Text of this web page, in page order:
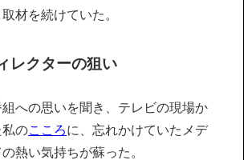
材を続けていた。
レクターの狙い
への思いを聞き、テレビの現場か
私の こころに、忘れかけていたメデ
熱い気持ちが蘇った。